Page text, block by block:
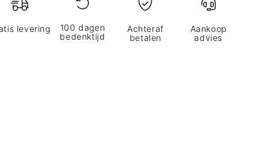
levering
100 dagen
bedenktijd
Achteraf
betalen
Aankoop
advies